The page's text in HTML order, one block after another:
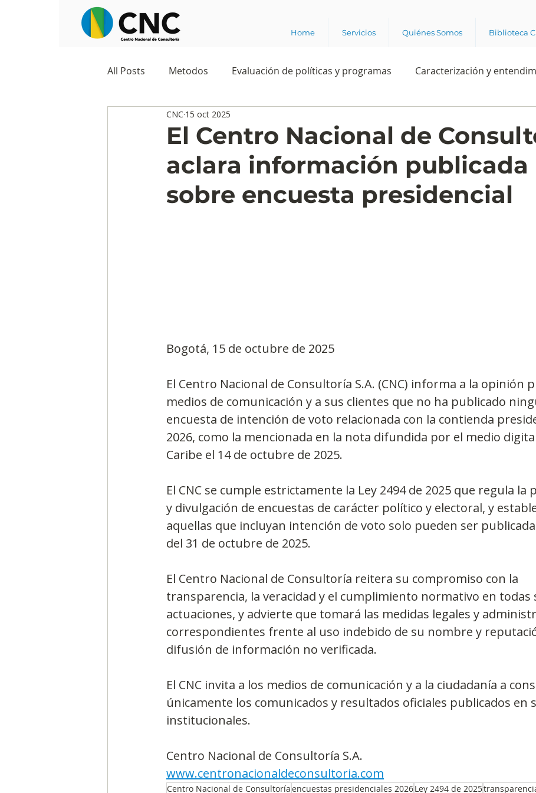
Home Servicios Quiénes Somos Biblioteca
All Posts Metodos Evaluación de políticas y programas Caracterización y
Observatorios sociales
Predicciones y tendencias Rating Política Intención de voto Consultas
Negocios Consumo de medios Eficiencia publicitaria
Generadores de ideas Capacitaciones
El Centro Nacional de
aclara información publicada
sobre encuesta presidencial
CNC 15 oct 2025
Bogotá, 15 de octubre de 2025
El Centro Nacional de Consultoría S.A. (CNC) informa a la opinión
medios de comunicación y a sus clientes que no ha publicado
encuesta de intención de voto relacionada con la contienda
2026, como la mencionada en la nota difundida por el medio
Caribe el 14 de octubre de 2025.
El CNC se cumple estrictamente la Ley 2494 de 2025 que regula la
y divulgación de encuestas de carácter político y electoral, y
aquellas que incluyan intención de voto solo pueden ser
del 31 de octubre de 2025.
El Centro Nacional de Consultoría reitera su compromiso con la
transparencia, la veracidad y el cumplimiento normativo en todas
actuaciones, y advierte que tomará las medidas legales y
correspondientes frente al uso indebido de su nombre y
difusión de información no verificada.
El CNC invita a los medios de comunicación y a la ciudadanía a
únicamente los comunicados y resultados oficiales publicados en
institucionales.
Centro Nacional de Consultoría S.A.
www.centronacionaldeconsultoria.com
Centro Nacional de Consultoríaencuestas presidenciales 2026Ley 2494 de 2025